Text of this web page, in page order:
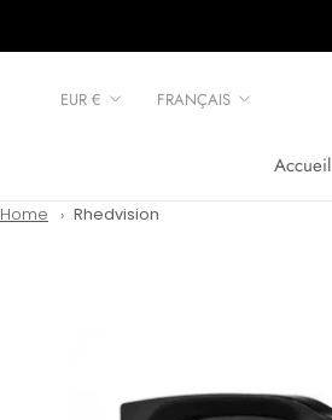
Accueil
Devise
EUR € Langue
FRANÇAIS
Home Rhedvision